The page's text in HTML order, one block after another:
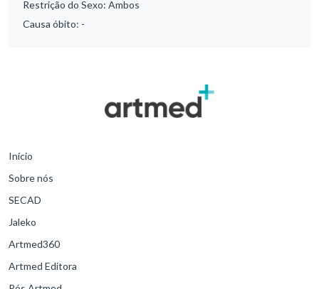
Restrição do Sexo: Ambos
Causa óbito: -
Início
Sobre nós
SECAD
Jaleko
Artmed360
Artmed Editora